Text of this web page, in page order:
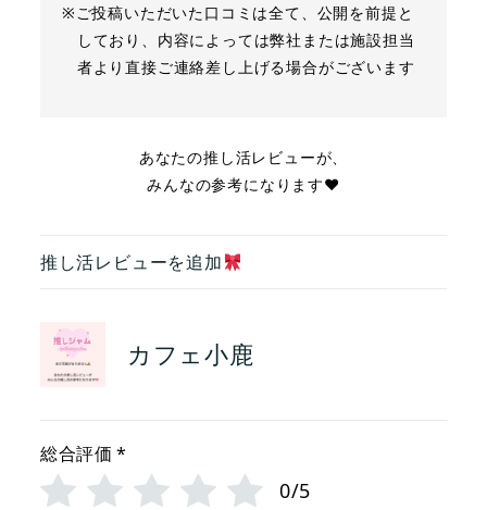
※ご投稿いただいた口コミは全て、公開を前提と
しており、内容によっては弊社または施設担当
者より直接ご連絡差し上げる場合がございます
あなたの推し活レビューが、
みんなの参考になります❤︎
推し活レビューを追加
カフェ小鹿
総合評価 *
0/5